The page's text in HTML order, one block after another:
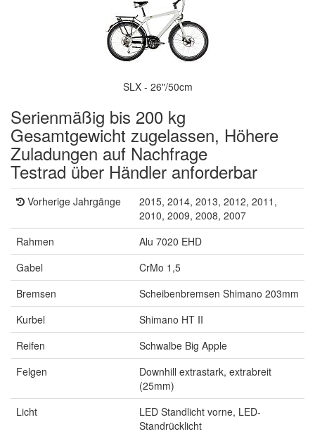
SLX - 26"/50cm
Serienmäßig bis 200 kg
Gesamtgewicht zugelassen, Höhere
Zuladungen auf Nachfrage
Testrad über Händler anforderbar
Vorherige Jahrgänge
2015, 2014, 2013, 2012, 2011,
2010, 2009, 2008, 2007
Rahmen
Alu 7020 EHD
Gabel
CrMo 1,5
Bremsen
Scheibenbremsen Shimano 203mm
Kurbel
Shimano HT II
Reifen
Schwalbe Big Apple
Felgen
Downhill extrastark, extrabreit
(25mm)
Licht
LED Standlicht vorne, LED-
Standrücklicht